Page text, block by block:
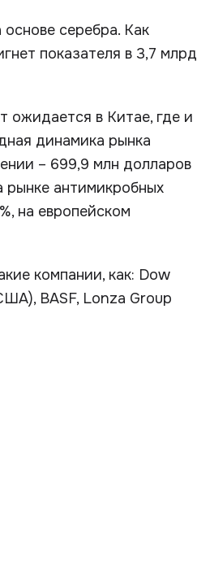
серебра. Как
показателя в 3,7 млрд
ожидается в Китае, где и
динамика рынка
– 699,9 млн долларов
антимикробных
на европейском
компании, как: Dow
BASF, Lonza Group